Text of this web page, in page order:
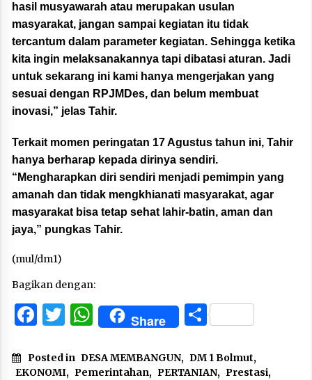
hasil musyawarah atau merupakan usulan
masyarakat, jangan sampai kegiatan itu tidak
tercantum dalam parameter kegiatan. Sehingga ketika
kita ingin melaksanakannya tapi dibatasi aturan. Jadi
untuk sekarang ini kami hanya mengerjakan yang
sesuai dengan RPJMDes, dan belum membuat
inovasi,” jelas Tahir.
Terkait momen peringatan 17 Agustus tahun ini, Tahir
hanya berharap kepada dirinya sendiri.
“Mengharapkan diri sendiri menjadi pemimpin yang
amanah dan tidak mengkhianati masyarakat, agar
masyarakat bisa tetap sehat lahir-batin, aman dan
jaya,” pungkas Tahir.
(mul/dm1)
Bagikan dengan:
Facebook
Twitter
WhatsApp
Share Share
Posted in DESA MEMBANGUN, DM 1 Bolmut,
EKONOMI, Pemerintahan, PERTANIAN, Prestasi,